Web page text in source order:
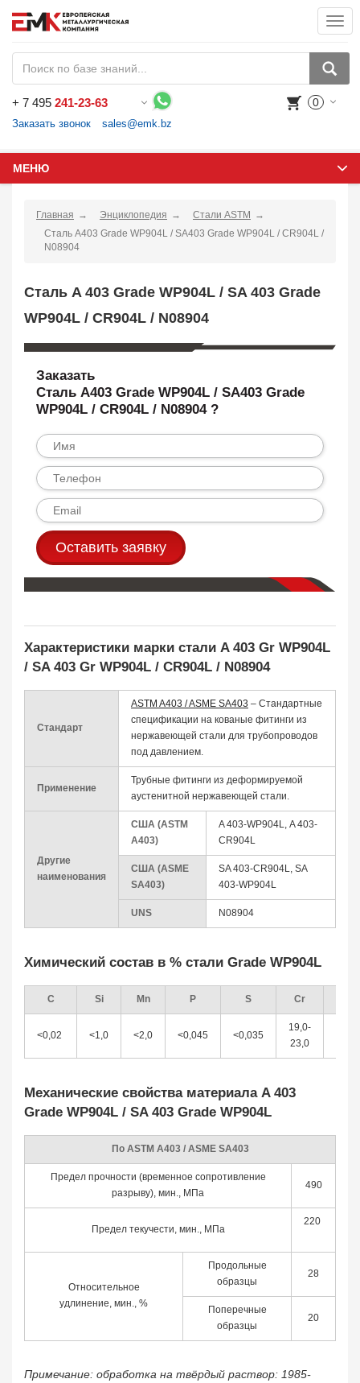
+ 7 495 241-23-63
Заказать звонок sales@emk.bz
0
МЕНЮ
Главная Энциклопедия
Стали ASTM
Сталь A403 Grade WP904L / SA403 Grade WP904L / CR904L /
N08904
Сталь A 403 Grade WP904L / SA 403 Grade
WP904L / CR904L / N08904
Заказать
Сталь A403 Grade WP904L / SA403 Grade
WP904L / CR904L / N08904 ?
Оставить заявку
Характеристики марки стали A 403 Gr WP904L
/ SA 403 Gr WP904L / CR904L / N08904
Стандарт
ASTM A403 / ASME SA403 – Стандартные
спецификации на кованые фитинги из
нержавеющей стали для трубопроводов
под давлением.
Применение
Трубные фитинги из деформируемой
аустенитной нержавеющей стали.
Другие
наименования
США (ASTM
A403)
A 403-WP904L, A 403-
CR904L
США (ASME
SA403)
SA 403-CR904L, SA
403-WP904L
UNS N08904
Химический состав в % стали Grade WP904L
C Si Mn P S Cr
<0,02 <1,0 <2,0 <0,045 <0,035
19,0-
23,0
Механические свойства материала A 403
Grade WP904L / SA 403 Grade WP904L
По ASTM A403 / ASME SA403
Предел прочности (временное сопротивление
разрыву), мин., МПа
490
Предел текучести, мин., МПа
220
Относительное
удлинение, мин., %
Продольные
образцы
28
Поперечные
образцы
20
Примечание: обработка на твёрдый раствор: 1985-